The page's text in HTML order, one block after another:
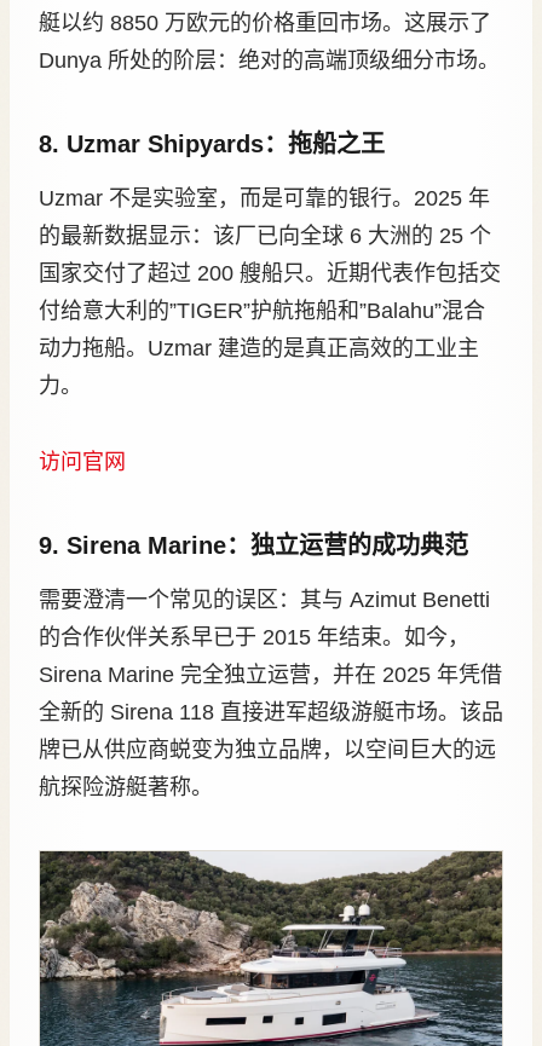
艇以约 8850 万欧元的价格重回市场。这展示了
Dunya 所处的阶层：绝对的高端顶级细分市场。
8. Uzmar Shipyards：拖船之王
Uzmar 不是实验室，而是可靠的银行。2025 年
的最新数据显示：该厂已向全球 6 大洲的 25 个
国家交付了超过 200 艘船只。近期代表作包括交
付给意大利的”TIGER”护航拖船和”Balahu”混合
动力拖船。Uzmar 建造的是真正高效的工业主
力。
访问官网
9. Sirena Marine：独立运营的成功典范
需要澄清一个常见的误区：其与 Azimut Benetti
的合作伙伴关系早已于 2015 年结束。如今，
Sirena Marine 完全独立运营，并在 2025 年凭借
全新的 Sirena 118 直接进军超级游艇市场。该品
牌已从供应商蜕变为独立品牌，以空间巨大的远
航探险游艇著称。